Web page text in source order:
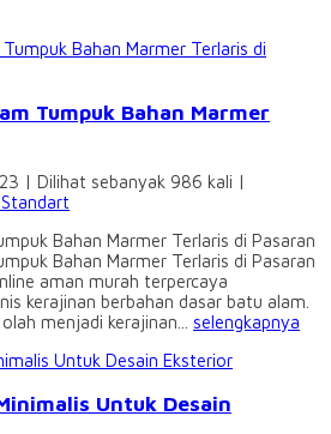
Tumpuk Bahan Marmer
| Dilihat sebanyak 986 kali |
Bahan Marmer Terlaris di Pasaran
Bahan Marmer Terlaris di Pasaran
aman murah terpercaya
kerajinan berbahan dasar batu alam.
menjadi kerajinan... selengkapnya
Untuk Desain